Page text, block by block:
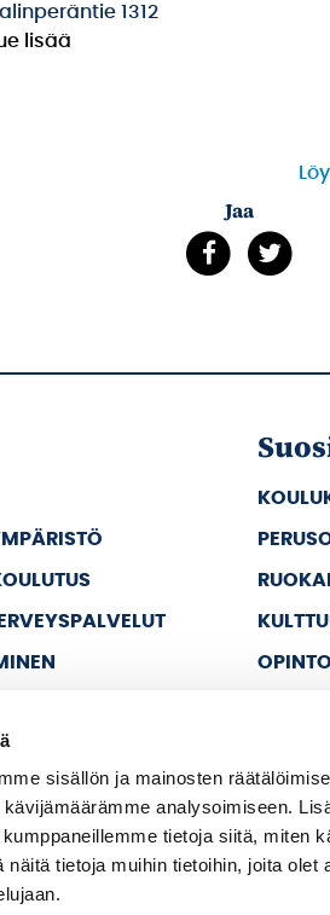
sisällön ja mainosten
analysoimiseen.
tietoja siitä, miten
tietoja muihin tietoihin, joita olet
1312
lisää
Jaa